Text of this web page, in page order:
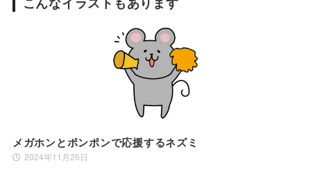
メガホンとポンポンで応援するネズミ
2024年11月26日